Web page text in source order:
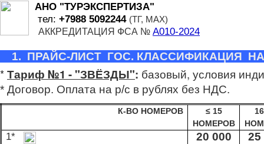
АНО "ТУРЭКСПЕРТИЗА"
тел: +7988 5092244 (ТГ, МАХ)
АККРЕДИТАЦИЯ ФСА № А010-2024
1. ПРАЙС-ЛИСТ ГОС. КЛАССИФИКАЦИЯ
*Тариф №1 - "ЗВЁЗДЫ": базовый, условия
* Договор. Оплата на р/с в рублях без НДС.
К-ВО НОМЕРОВ ≤ 15
НОМЕРОВ
1* 20 000 25